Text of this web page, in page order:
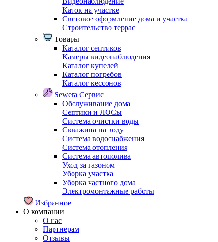
Каток на участке
Световое оформление дома и участка
Строительство террас
Товары
Каталог септиков
Камеры видеонаблюдения
Каталог купелей
Каталог погребов
Каталог кессонов
Sewera Сервис
Обслуживание дома
Септики и ЛОСы
Система очистки воды
Скважина на воду
Система водоснабжения
Система отопления
Система автополива
Уход за газоном
Уборка участка
Уборка частного дома
Электромонтажные работы
Избранное
О компании
О нас
Партнерам
Отзывы